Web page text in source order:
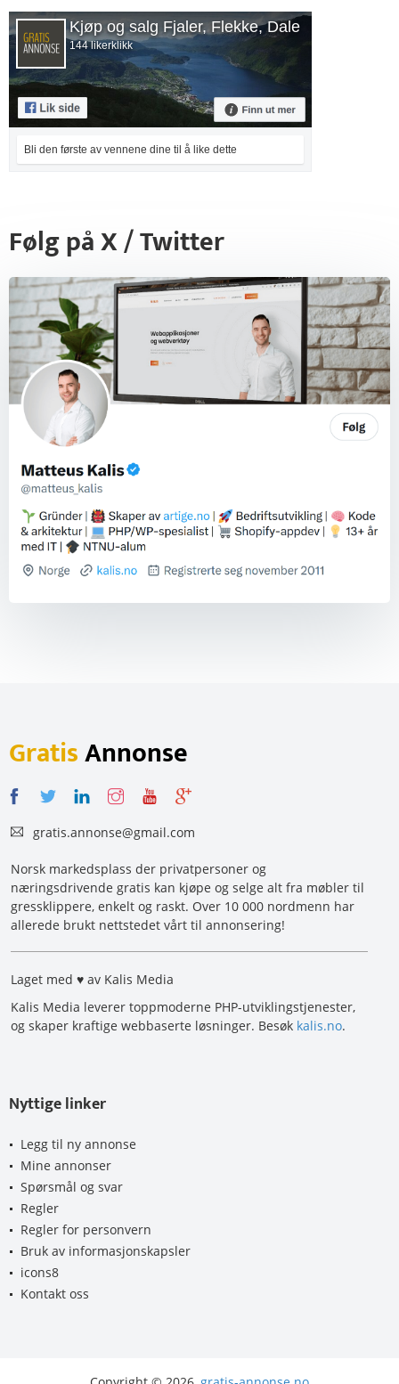
Kjøp og salg Fjaler, Flekke, Dale
144 likerklikk
Bli den første av vennene dine til å like dette
Følg på X / Twitter
GratisAnnonse
gratis.annonse@gmail.com
Norsk markedsplass der privatpersoner og
næringsdrivende gratis kan kjøpe og selge alt fra møbler til
gressklippere, enkelt og raskt. Over 10 000 nordmenn har
allerede brukt nettstedet vårt til annonsering!
Laget med ♥ av Kalis Media
Kalis Media leverer toppmoderne PHP-utviklingstjenester,
og skaper kraftige webbaserte løsninger. Besøk kalis.no.
Nyttige linker
Legg til ny annonse
Mine annonser
Spørsmål og svar
Regler
Regler for personvern
Bruk av informasjonskapsler
icons8
Kontakt oss